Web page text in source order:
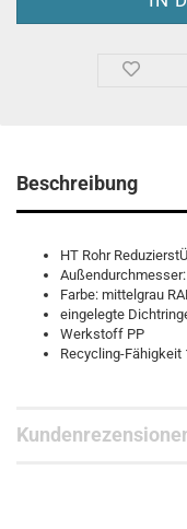
Beschreibung
HT Rohr
Farbe: mittelgrau
eingelegte
Werkstoff PP
Recycling-Fähigkeit